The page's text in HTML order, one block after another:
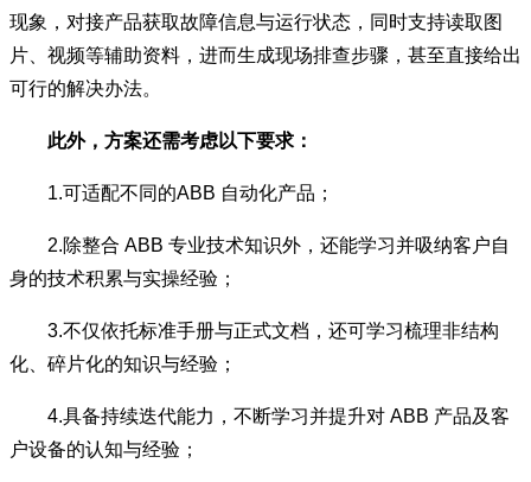
现象，对接产品获取故障信息与运行状态，同时支持读取图
片、视频等辅助资料，进而生成现场排查步骤，甚至直接给出
可行的解决办法。
此外，方案还需考虑以下要求：
1.可适配不同的ABB 自动化产品；
2.除整合 ABB 专业技术知识外，还能学习并吸纳客户自
身的技术积累与实操经验；
3.不仅依托标准手册与正式文档，还可学习梳理非结构
化、碎片化的知识与经验；
4.具备持续迭代能力，不断学习并提升对 ABB 产品及客
户设备的认知与经验；